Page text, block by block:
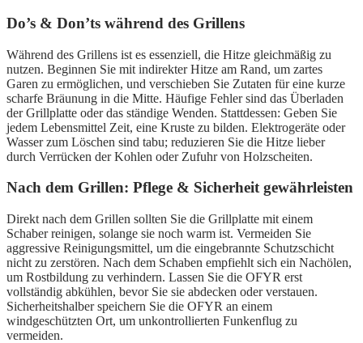
Do’s & Don’ts während des Grillens
Während des Grillens ist es essenziell, die Hitze gleichmäßig zu
nutzen. Beginnen Sie mit indirekter Hitze am Rand, um zartes
Garen zu ermöglichen, und verschieben Sie Zutaten für eine kurze
scharfe Bräunung in die Mitte. Häufige Fehler sind das Überladen
der Grillplatte oder das ständige Wenden. Stattdessen: Geben Sie
jedem Lebensmittel Zeit, eine Kruste zu bilden. Elektrogeräte oder
Wasser zum Löschen sind tabu; reduzieren Sie die Hitze lieber
durch Verrücken der Kohlen oder Zufuhr von Holzscheiten.
Nach dem Grillen: Pflege & Sicherheit gewährleisten
Direkt nach dem Grillen sollten Sie die Grillplatte mit einem
Schaber reinigen, solange sie noch warm ist. Vermeiden Sie
aggressive Reinigungsmittel, um die eingebrannte Schutzschicht
nicht zu zerstören. Nach dem Schaben empfiehlt sich ein Nachölen,
um Rostbildung zu verhindern. Lassen Sie die OFYR erst
vollständig abkühlen, bevor Sie sie abdecken oder verstauen.
Sicherheitshalber speichern Sie die OFYR an einem
windgeschützten Ort, um unkontrollierten Funkenflug zu
vermeiden.